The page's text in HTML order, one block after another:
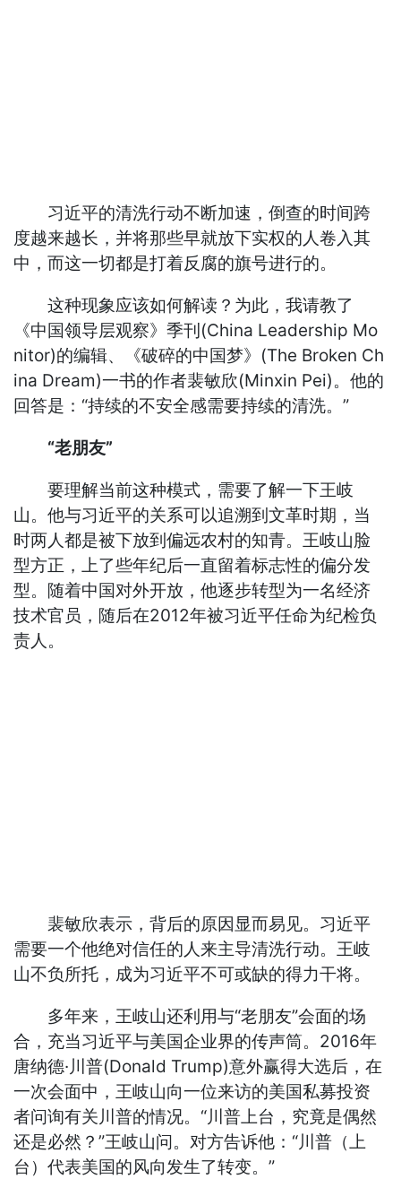
习近平的清洗行动不断加速，倒查的时间跨
度越来越长，并将那些早就放下实权的人卷入其
中，而这一切都是打着反腐的旗号进行的。
这种现象应该如何解读？为此，我请教了
《中国领导层观察》季刊(China Leadership Mo
nitor)的编辑、《破碎的中国梦》(The Broken Ch
ina Dream)一书的作者裴敏欣(Minxin Pei)。他的
回答是：“持续的不安全感需要持续的清洗。”
“老朋友”
要理解当前这种模式，需要了解一下王岐
山。他与习近平的关系可以追溯到文革时期，当
时两人都是被下放到偏远农村的知青。王岐山脸
型方正，上了些年纪后一直留着标志性的偏分发
型。随着中国对外开放，他逐步转型为一名经济
技术官员，随后在2012年被习近平任命为纪检负
责人。
裴敏欣表示，背后的原因显而易见。习近平
需要一个他绝对信任的人来主导清洗行动。王岐
山不负所托，成为习近平不可或缺的得力干将。
多年来，王岐山还利用与“老朋友”会面的场
合，充当习近平与美国企业界的传声筒。2016年
唐纳德·川普(Donald Trump)意外赢得大选后，在
一次会面中，王岐山向一位来访的美国私募投资
者问询有关川普的情况。“川普上台，究竟是偶然
还是必然？”王岐山问。对方告诉他：“川普（上
台）代表美国的风向发生了转变。”